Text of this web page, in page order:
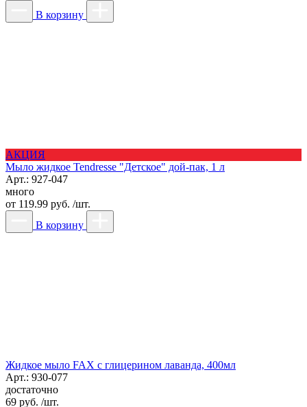
В корзину
АКЦИЯ
Мыло жидкое Tendresse "Детское" дой-пак, 1 л
Арт.: 927-047
много
от 119.99 руб. /шт.
В корзину
Жидкое мыло FAX с глицерином лаванда, 400мл
Арт.: 930-077
достаточно
69 руб. /шт.